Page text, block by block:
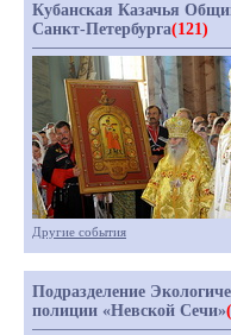
Кубанская Казачья
Санкт-Петербурга(121)
Другие события
Подразделение
полиции «Невской Сечи»